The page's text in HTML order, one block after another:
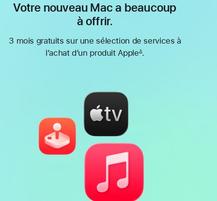
Votre nouveau Mac a beaucoup
à offrir.
3 mois gratuits sur une sélection de services à
l’achat d’un produit Apple∆.